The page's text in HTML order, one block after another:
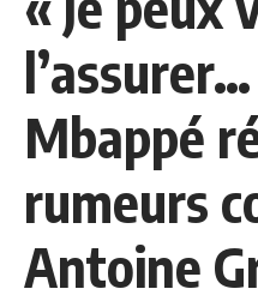
Mbappé
rumeurs
Antoine